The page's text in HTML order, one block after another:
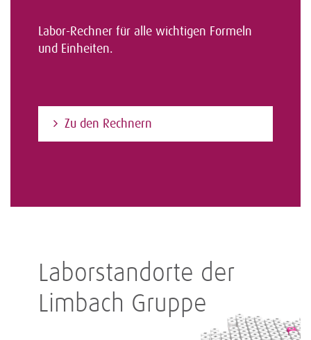
Labor-Rechner für alle wichtigen Formeln
und Einheiten.
Zu den Rechnern
Laborstandorte der
Limbach Gruppe